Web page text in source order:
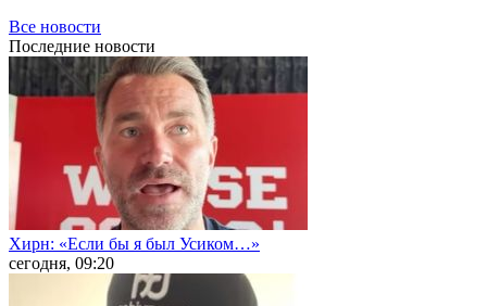
Все новости
Последние новости
Хирн: «Если бы я был Усиком…»
сегодня, 09:20